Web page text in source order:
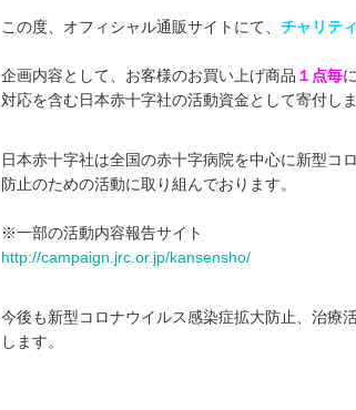
この度、オフィシャル通販サイトにて、 チャリテ
企画内容として、お客様のお買い上げ商品 １点毎
対応を含む日本赤十字社の活動資金として寄付しま
日本赤十字社は全国の赤十字病院を中心に新型コ
防止のための活動に取り組んでおります。
※一部の活動内容報告サイト
http://campaign.jrc.or.jp/kansensho/
今後も新型コロナウイルス感染症拡大防止、治療活
します。